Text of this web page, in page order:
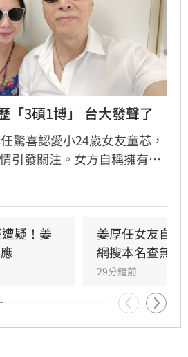
「3碩1博」 台大發聲了
驚喜認愛小24歲女友童芯，
引發關注。女方自稱擁有台
學歷，並擔任電影公司CEO
對此，台灣大學校方回應表
及隱私，無法對外說明。面
姜厚任展現霸氣護愛態度，
感情當成偵探片，強調自己
解，懇請大眾給予兩人正常
不希望私生活受到外界過度
疑！姜
姜厚任女友自
網搜本名查無此
29分鐘前